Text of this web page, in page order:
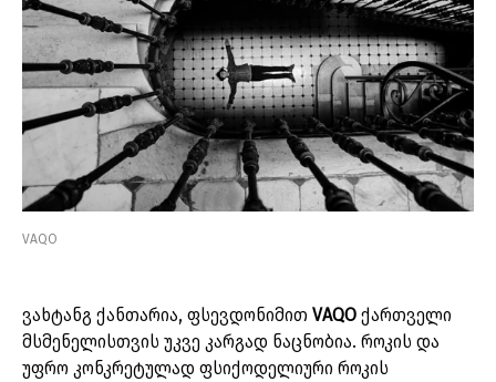
VAQO
ვახტანგ ქანთარია, ფსევდონიმით VAQO ქართველი
მსმენელისთვის უკვე კარგად ნაცნობია. როკის და
უფრო კონკრეტულად ფსიქოდელიური როკის